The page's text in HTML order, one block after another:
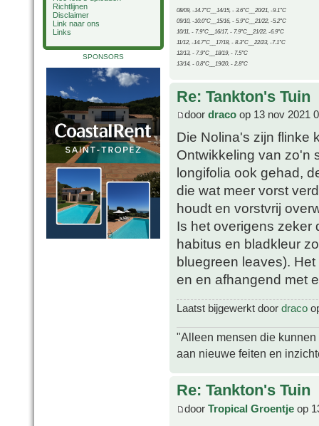
Richtlijnen
Disclaimer
Link naar ons
Links
SPONSORS
08/09, -14.7°C__14/15, - 3.6°C__20/21, -9.1°C
09/10, -10.0°C__15/16, - 5.9°C__21/22, -5.2°C
10/11, - 7.9°C__16/17, - 7.9°C__21/22, -6.9°C
11/12, -14.7°C__17/18, - 8.3°C__22/23, -7.1°C
12/13, - 7.9°C__18/19, - 7.5°C
13/14, - 0.8°C__19/20, - 2.8°C
Re: Tankton's Tuin
door draco op 13 nov 2021
Die Nolina's zijn flinke
Ontwikkeling van zo'n
longifolia ook gehad,
die wat meer vorst
houdt en vorstvrij
Is het overigens zeker
habitus en bladkleur
bluegreen leaves).
en en afhangend met
Laatst bijgewerkt door draco
"Alleen mensen die
aan nieuwe feiten en
Re: Tankton's Tuin
door Tropical Groentje op